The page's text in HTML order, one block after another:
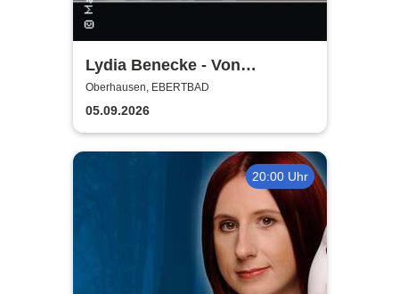
Lydia Benecke - Von
Hochstapelei, Betrug und
Gaslighting
Oberhausen, EBERTBAD
05.09.2026
20:00 Uhr